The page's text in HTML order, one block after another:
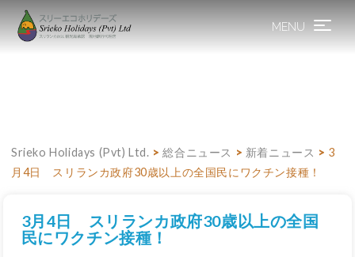
MENU Toggle
Srieko Holidays (Pvt) Ltd. >総合ニュース > 新着ニュース > 3
月4日 スリランカ政府30歳以上の全国民にワクチン接種！
3月4日 スリランカ政府30歳以上の全国
民にワクチン接種！